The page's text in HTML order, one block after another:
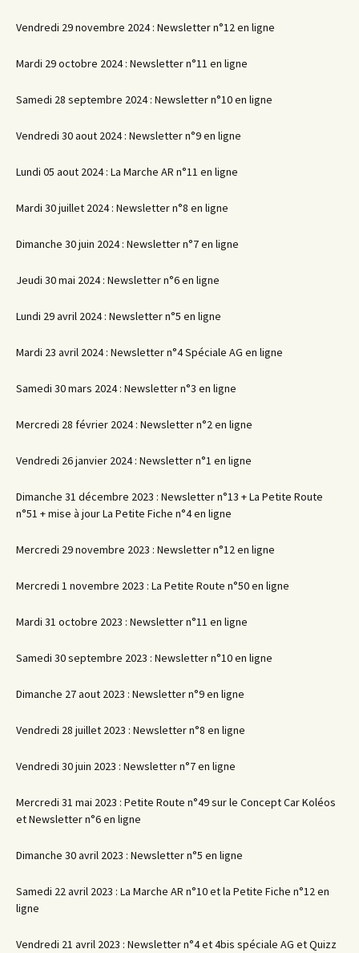
Vendredi 29 novembre 2024 : Newsletter n°12 en ligne
Mardi 29 octobre 2024 : Newsletter n°11 en ligne
Samedi 28 septembre 2024 : Newsletter n°10 en ligne
Vendredi 30 aout 2024 : Newsletter n°9 en ligne
Lundi 05 aout 2024 : La Marche AR n°11 en ligne
Mardi 30 juillet 2024 : Newsletter n°8 en ligne
Dimanche 30 juin 2024 : Newsletter n°7 en ligne
Jeudi 30 mai 2024 : Newsletter n°6 en ligne
Lundi 29 avril 2024 : Newsletter n°5 en ligne
Mardi 23 avril 2024 : Newsletter n°4 Spéciale AG en ligne
Samedi 30 mars 2024 : Newsletter n°3 en ligne
Mercredi 28 février 2024 : Newsletter n°2 en ligne
Vendredi 26 janvier 2024 : Newsletter n°1 en ligne
Dimanche 31 décembre 2023 : Newsletter n°13 + La Petite Route
n°51 + mise à jour La Petite Fiche n°4 en ligne
Mercredi 29 novembre 2023 : Newsletter n°12 en ligne
Mercredi 1 novembre 2023 : La Petite Route n°50 en ligne
Mardi 31 octobre 2023 : Newsletter n°11 en ligne
Samedi 30 septembre 2023 : Newsletter n°10 en ligne
Dimanche 27 aout 2023 : Newsletter n°9 en ligne
Vendredi 28 juillet 2023 : Newsletter n°8 en ligne
Vendredi 30 juin 2023 : Newsletter n°7 en ligne
Mercredi 31 mai 2023 : Petite Route n°49 sur le Concept Car Koléos
et Newsletter n°6 en ligne
Dimanche 30 avril 2023 : Newsletter n°5 en ligne
Samedi 22 avril 2023 : La Marche AR n°10 et la Petite Fiche n°12 en
ligne
Vendredi 21 avril 2023 : Newsletter n°4 et 4bis spéciale AG et Quizz